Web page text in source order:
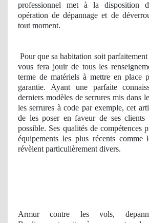
professionnel met à la disposition
opération de dépannage et de
tout moment.
Pour que sa habitation soit parfaitement
vous fera jouir de tous les
terme de matériels à mettre en place
garantie. Ayant une parfaite
derniers modèles de serrures mis dans
les serrures à code par exemple, cet
de les poser en faveur de ses clients
possible. Ses qualités de compétences
équipements les plus récents comme
révèlent particulièrement divers.
Armur contre les vols,